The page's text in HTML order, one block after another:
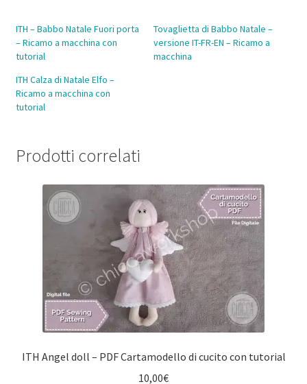
ITH – Babbo Natale Fuori porta
– Ricamo a macchina con
tutorial
Tovaglietta di Babbo Natale –
versione IT-FR-EN – Ricamo a
macchina
ITH Calza di Natale Elfo –
Ricamo a macchina con
tutorial
Prodotti correlati
ITH Angel doll – PDF Cartamodello di cucito con tutorial
10,00€